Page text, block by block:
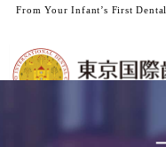
From Your Infant’s First